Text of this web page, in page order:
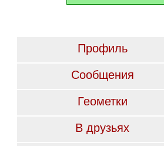
Профиль
Сообщения
Геометки
В друзьях